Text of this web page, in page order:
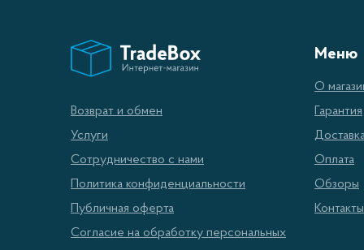
других
Возврат и обмен
Услуги
Сотрудничество с нами
Политика конфиденциальности
Публичная оферта
Согласие на обработку персональных
Меню
О
Гарантия
Оплата
Обзоры
Контакты